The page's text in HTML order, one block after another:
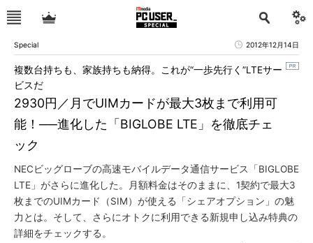
Special 2012年12月14日
2930円／月でUIMカードが最大3枚まで利用可
能！──進化した「BIGLOBE LTE」を徹底チェ
ック
複数台持ちも、家族持ちも納得。これが“一歩先行く”LTEサー
ビスだ
NECビッグローブの高速モバイルデータ通信サービス「BIGLOBE
LTE」がさらに進化した。月額料金はそのままに、1契約で最大3
枚までのUIMカード（SIM）が使える「シェアオプション」の魅
力とは。そして、さらにオトクに利用できる新規申し込み特典の
詳細をチェックする。